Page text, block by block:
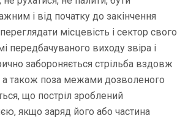
і від початку до закінчення
місцевість і сектор свого
передбачуваного виходу звіра і
забороняється стрільба вздовж
а також поза межами дозволеного
що постріл зроблений
якщо заряд його або частина